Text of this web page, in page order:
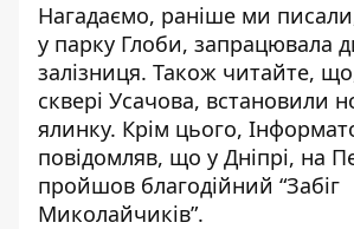
Нагадаємо, раніше ми
у парку Глоби, запрацювала
залізниця. Також читайте,
сквері Усачова, встановили
ялинку. Крім цього,
повідомляв, що у Дніпрі, на
пройшов благодійний “Забіг
Миколайчиків”.